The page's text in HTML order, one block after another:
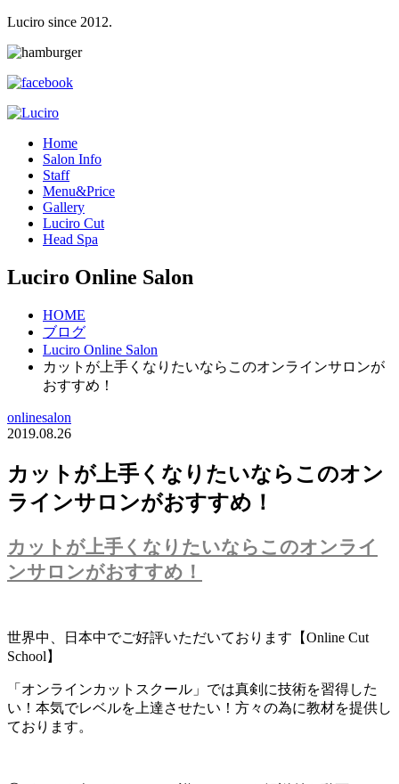
Luciro since 2012.
Home
Salon Info
Staff
Menu&Price
Gallery
Luciro Cut
Head Spa
Luciro Online Salon
HOME
ブログ
Luciro Online Salon
カットが上手くなりたいならこのオンラインサロンが
おすすめ！
onlinesalon
2019.08.26
カットが上手くなりたいならこのオン
ラインサロンがおすすめ！
カットが上手くなりたいならこのオンライ
ンサロンがおすすめ！
世界中、日本中でご好評いただいております【Online Cut
School】
「オンラインカットスクール」では真剣に技術を習得した
い！本気でレベルを上達させたい！方々の為に教材を提供し
ております。